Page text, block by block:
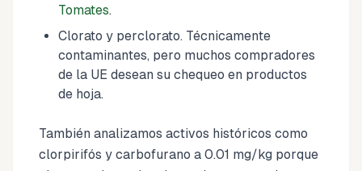
Tomates.
Clorato y perclorato. Técnicamente
contaminantes, pero muchos compradores
de la UE desean su chequeo en productos
de hoja.
También analizamos activos históricos como
clorpirifós y carbofurano a 0.01 mg/kg porque